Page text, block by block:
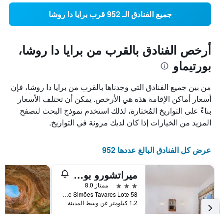
جميع الفنادق الـ 952 قرب برايا دا روشا
أرخص الفنادق بالقرب من برايا دا روشا،
بورتيماو
من بين جميع الفنادق التي وجدناها بالقرب من برايا دا روشا، فإن
أسعار أماكن الإقامة هذه هي الأرخص. يمكن أن تختلف الأسعار
بناءً على التواريخ المُختارة، لذلك استخدم نموذج البحث لتصفح
المزيد من الخيارات إذا كان لديك مرونة في التواريخ.
عرض كل الفنادق البالغ عددها 952
ميراتشورو بورتيماو
3 نجوم
ممتاز 8.0
Rua João Simões Tavares Lote 58, بورتيماو, منطقة فارو, البرتغال
1.2 كيلومتر عن وسط المدينة